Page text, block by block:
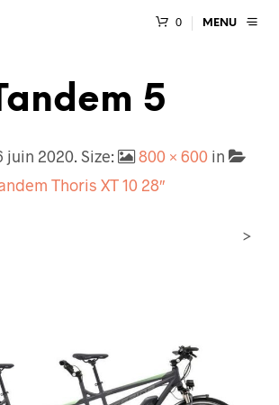
0 MENU
5
juin 2020. Size: 800 × 600 in
Thoris XT 10 28″
>